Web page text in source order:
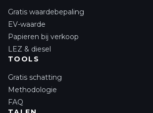
Gratis waardebepaling
EV-waarde
Papieren bij verkoop
LEZ & diesel
TOOLS
Gratis schatting
Methodologie
FAQ